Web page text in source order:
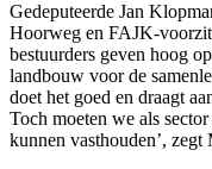
Gedeputeerde Jan
Hoorweg en FAJK-
bestuurders geven hoog
landbouw voor de
doet het goed en draagt
Toch moeten we als
kunnen vasthouden’,